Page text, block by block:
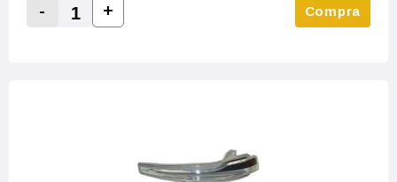
Decrease Quantity:
-
Increase Quantity:
+ Compra